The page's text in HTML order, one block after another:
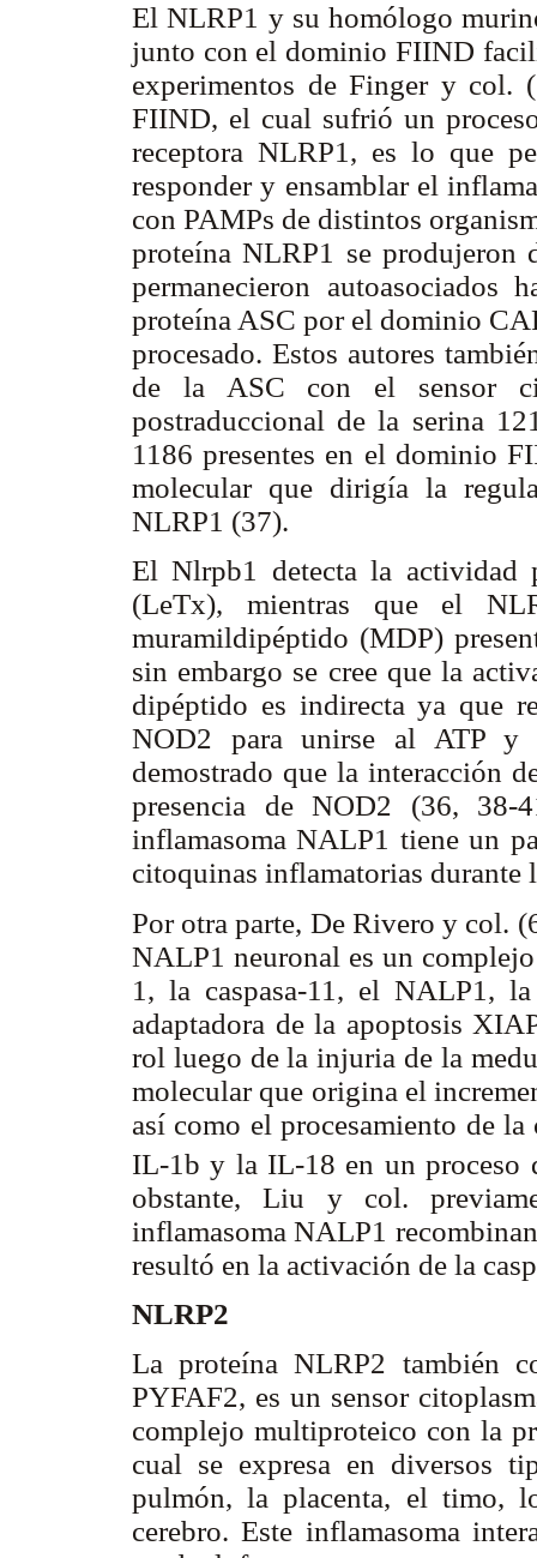
El NLRP1 y su homólogo
junto con el dominio FIIND
experimentos de Finger y col.
FIIND, el cual sufrió un
receptora NLRP1, es lo que
responder y ensamblar el
con PAMPs de distintos
proteína NLRP1 se produjeron
permanecieron
proteína ASC por el dominio
procesado. Estos autores
de la ASC con el sensor
postraduccional de la serina
1186 presentes en el dominio
molecular que dirigía la
NLRP1 (37).
El Nlrpb1 detecta la
(LeTx), mientras que el
muramildipéptido (MDP)
sin embargo se cree que la
dipéptido es indirecta ya que
NOD2 para unirse al ATP y
demostrado que la interacción
presencia de NOD2 (36, 38-
inflamasoma NALP1 tiene un
citoquinas inflamatorias
Por otra parte, De Rivero y col.
NALP1 neuronal es un
1, la caspasa-11, el NALP1,
adaptadora de la apoptosis
rol luego de la injuria de la
molecular que origina el
así como el procesamiento de
IL-1b y la IL-18 en un proceso
obstante, Liu y col.
inflamasoma NALP1
resultó en la activación de la
NLRP2
La proteína NLRP2 también
PYFAF2, es un sensor
complejo multiproteico con la
cual se expresa en diversos
pulmón, la placenta, el timo,
cerebro. Este inflamasoma